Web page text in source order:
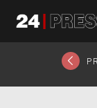
24Presse -